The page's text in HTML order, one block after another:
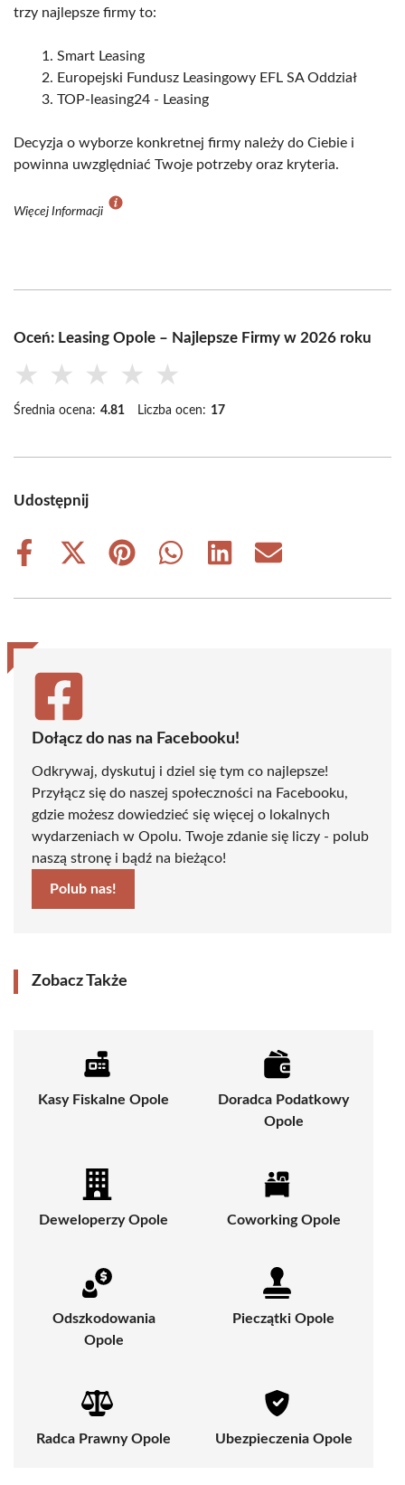
trzy najlepsze firmy to:
Smart Leasing
Europejski Fundusz Leasingowy EFL SA Oddział
TOP-leasing24 - Leasing
Decyzja o wyborze konkretnej firmy należy do Ciebie i
powinna uwzględniać Twoje potrzeby oraz kryteria.
Więcej Informacji
Oceń: Leasing Opole – Najlepsze Firmy w 2026 roku
★ ★ ★ ★ ★
Średnia ocena: 4.81 Liczba ocen: 17
Udostępnij
Share
Share
(Twitter)
Share
Share
Share
Share
Dołącz do nas na Facebooku!
Odkrywaj, dyskutuj i dziel się tym co najlepsze!
Przyłącz się do naszej społeczności na Facebooku,
gdzie możesz dowiedzieć się więcej o lokalnych
wydarzeniach w Opolu. Twoje zdanie się liczy - polub
naszą stronę i bądź na bieżąco!
Polub nas!
Zobacz Także
Kasy Fiskalne Opole
Doradca Podatkowy
Opole
Deweloperzy Opole Coworking Opole
Odszkodowania
Opole
Pieczątki Opole
Radca Prawny Opole Ubezpieczenia Opole